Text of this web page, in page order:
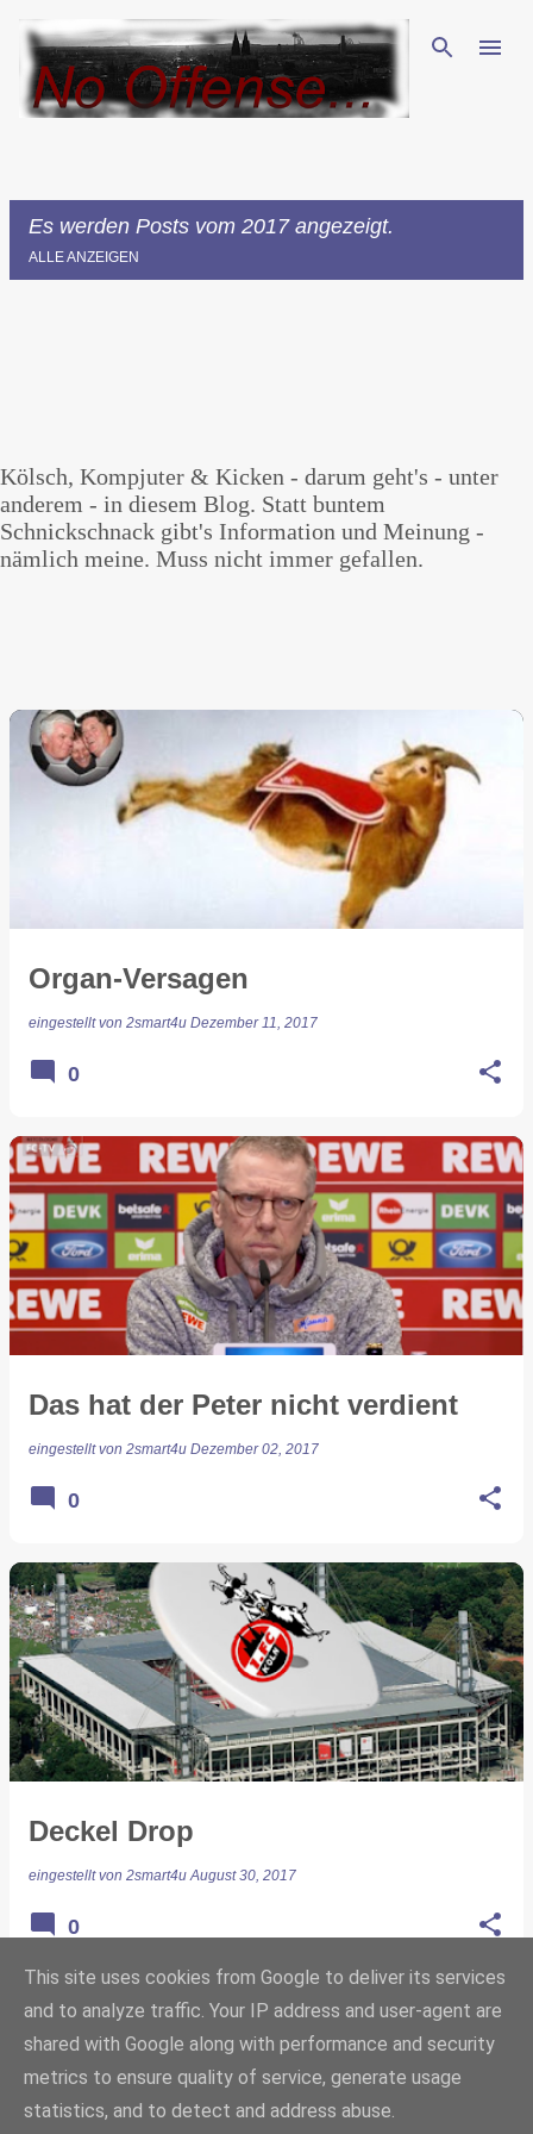
Direkt zum Hauptbereich
Es werden Posts vom 2017 angezeigt.
ALLE ANZEIGEN
t
s
Kölsch, Kompjuter & Kicken - darum geht's - unter
anderem - in diesem Blog. Statt buntem
Schnickschnack gibt's Information und Meinung -
nämlich meine. Muss nicht immer gefallen.
Organ-Versagen
eingestellt von 2smart4u Dezember 11, 2017
0
Das hat der Peter nicht verdient
eingestellt von 2smart4u Dezember 02, 2017
0
Deckel Drop
eingestellt von 2smart4u August 30, 2017
0
WEITERE POSTS
This site uses cookies from Google to deliver its services
and to analyze traffic. Your IP address and user-agent are
shared with Google along with performance and security
metrics to ensure quality of service, generate usage
statistics, and to detect and address abuse.